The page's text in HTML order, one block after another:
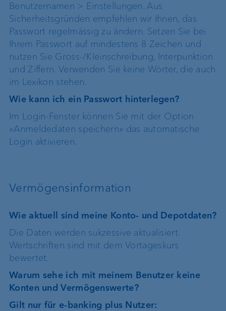
Benutzernamen > Einstellungen. Aus
Sicherheitsgründen empfehlen wir Ihnen, das
Passwort regelmässig zu ändern. Setzen Sie bei
Ihrem Passwort auf mindestens 8 Zeichen und
nutzen Sie Gross-/Kleinschreibung, Interpunktion
und Ziffern. Verwenden Sie keine Wörter, die auch
im Lexikon stehen.
Wie kann ich ein Passwort hinterlegen?
Im Login-Fenster können Sie mit der Option
«Anmeldedaten speichern» das automatische
Login aktivieren.
Vermögensinformation
Wie aktuell sind meine Konto- und Depotdaten?
Die Daten werden sukzessive aktualisiert.
Wertschriften sind mit dem Vortageskurs
bewertet.
Warum sehe ich mit meinem Benutzer keine
Konten und Vermögenswerte?
Gilt nur für e-banking plus Nutzer: